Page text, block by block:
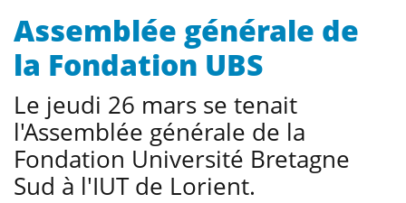
Assemblée générale de
la Fondation UBS
Le jeudi 26 mars se tenait
l'Assemblée générale de la
Fondation Université Bretagne
Sud à l'IUT de Lorient.